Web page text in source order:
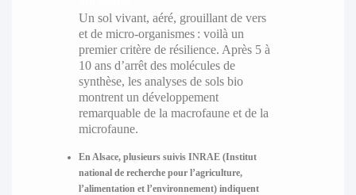
Un sol vivant, aéré, grouillant de vers
et de micro-organismes : voilà un
premier critère de résilience. Après 5 à
10 ans d’arrêt des molécules de
synthèse, les analyses de sols bio
montrent un développement
remarquable de la macrofaune et de la
microfaune.
En Alsace, plusieurs suivis INRAE (Institut
national de recherche pour l’agriculture,
l’alimentation et l’environnement)indiquent